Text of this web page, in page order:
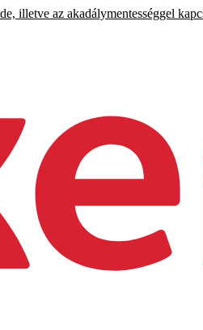
illetve az akadálymentességgel